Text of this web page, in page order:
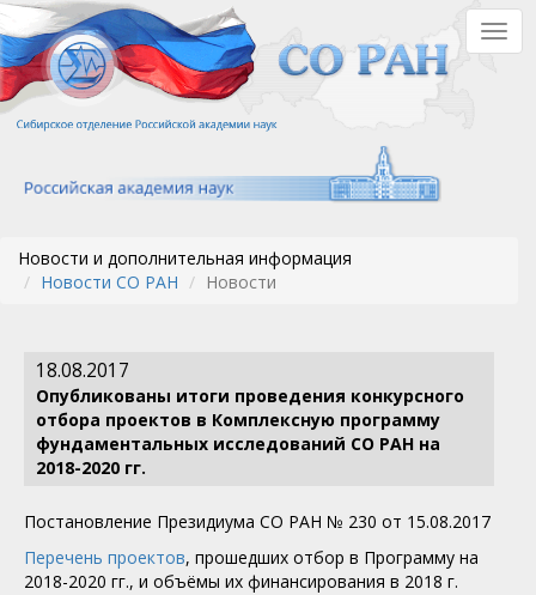
Перейти
к
основному
содержанию
Новости и дополнительная информация
Новости СО РАН
Новости
18.08.2017
Опубликованы итоги проведения конкурсного
отбора проектов в Комплексную программу
фундаментальных исследований СО РАН на
2018-2020 гг.
Постановление Президиума СО РАН № 230 от 15.08.2017
Перечень проектов, прошедших отбор в Программу на
2018-2020 гг., и объёмы их финансирования в 2018 г.